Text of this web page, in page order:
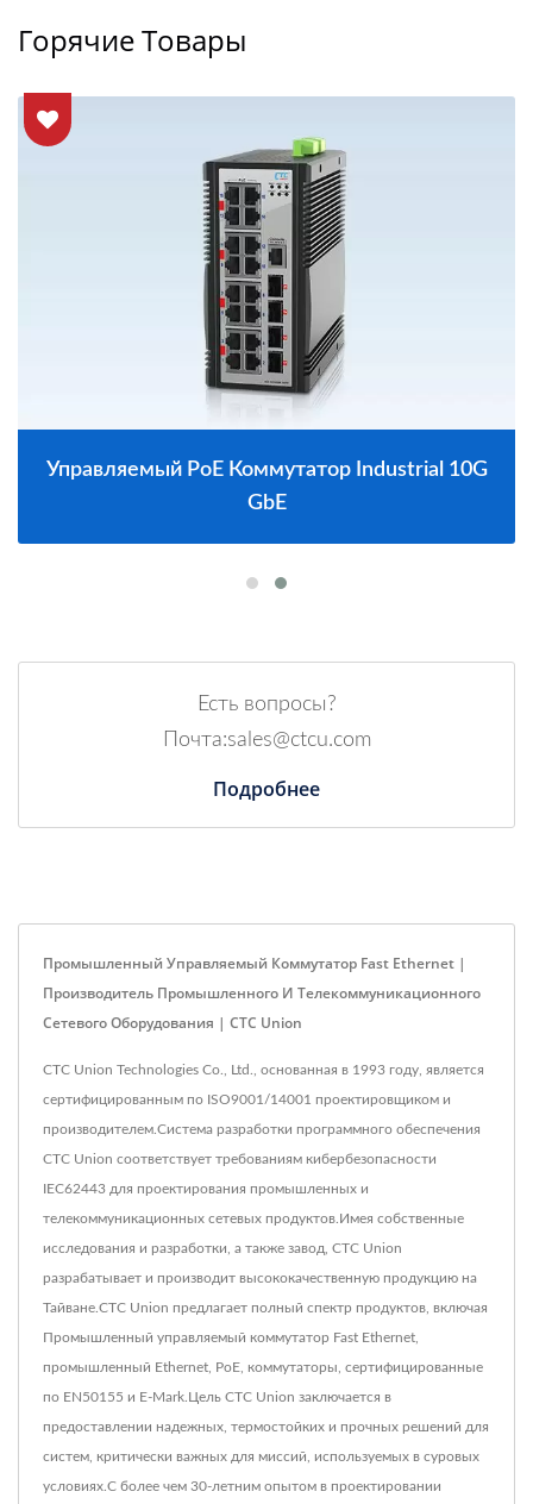
Горячие Товары
Управляемый PoE Коммутатор Industrial 10G
GbE
Есть вопросы?
Почта:sales@ctcu.com
Подробнее
Промышленный Управляемый Коммутатор Fast Ethernet |
Производитель Промышленного И Телекоммуникационного
Сетевого Оборудования | CTC Union
CTC Union Technologies Co., Ltd., основанная в 1993 году, является
сертифицированным по ISO9001/14001 проектировщиком и
производителем.Система разработки программного обеспечения
CTC Union соответствует требованиям кибербезопасности
IEC62443 для проектирования промышленных и
телекоммуникационных сетевых продуктов.Имея собственные
исследования и разработки, а также завод, CTC Union
разрабатывает и производит высококачественную продукцию на
Тайване.CTC Union предлагает полный спектр продуктов, включая
Промышленный управляемый коммутатор Fast Ethernet,
промышленный Ethernet, PoE, коммутаторы, сертифицированные
по EN50155 и E-Mark.Цель CTC Union заключается в
предоставлении надежных, термостойких и прочных решений для
систем, критически важных для миссий, используемых в суровых
условиях.С более чем 30-летним опытом в проектировании